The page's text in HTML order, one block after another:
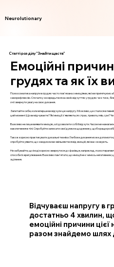
Neurolutionary
Статті розділу "Знайти щастя"
Емоційні
грудях та як їх
Психосоматика напруги в грудях часто пов'язана з емоціями, які ми
саморефлексію. Спочатку зосередьтеся на своїх відчуттях у грудях: чи є тиск,
очі і звернути увагу на своє дихання.
Запитайте себе, коли вперше ви відчули цю напругу. Можливо, це сталося в
цей момент. Що ви відчуваєте? Які емоції з'являються: страх, тривога, гнів, сум?
Важливо не лише виявити емоцію, а й дозволити собі її відчути. Часом ми
накопичення в тілі. Спробуйте записати свої думки в щоденнику, щоб краще
Також корисно практикувати дихальні техніки. Глибоке дихання може
спробуйте уявити, що з видихом ви звільняєтеся від емоцій, які вас сковують.
Не забувайте, що іноді корисно звернутися до фахівця, наприклад,
способи їх врегулювання. Важливо пам'ятати, що емоції не є чимось
зцілення.
Відчуваєш напругу в
достатньо 4 хвилин,
емоційні причини
разом знайдемо шлях